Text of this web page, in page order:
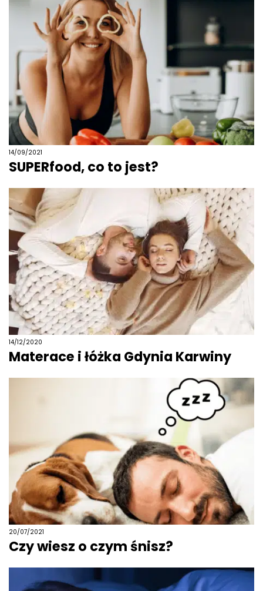
14/09/2021
SUPERfood, co to jest?
14/12/2020
Materace i łóżka Gdynia Karwiny
20/07/2021
Czy wiesz o czym śnisz?